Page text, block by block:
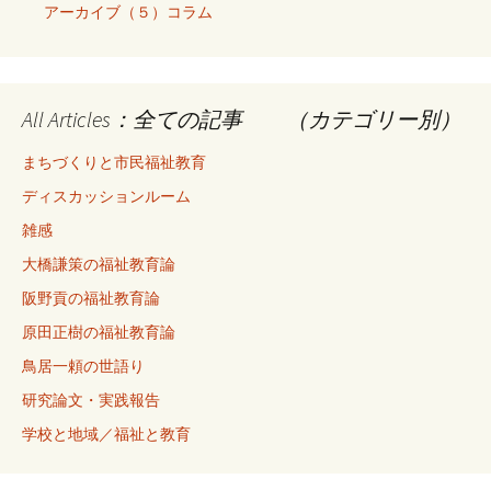
アーカイブ（５）コラム
All Articles：全ての記事 （カテゴリー別）
まちづくりと市民福祉教育
ディスカッションルーム
雑感
大橋謙策の福祉教育論
阪野貢の福祉教育論
原田正樹の福祉教育論
鳥居一頼の世語り
研究論文・実践報告
学校と地域／福祉と教育